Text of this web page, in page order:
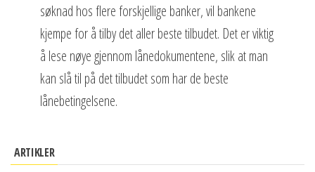
søknad hos flere forskjellige banker, vil bankene
kjempe for å tilby det aller beste tilbudet. Det er viktig
å lese nøye gjennom lånedokumentene, slik at man
kan slå til på det tilbudet som har de beste
lånebetingelsene.
ARTIKLER